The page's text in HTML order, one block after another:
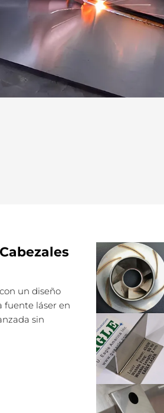
un diseño
fuente láser en
sin